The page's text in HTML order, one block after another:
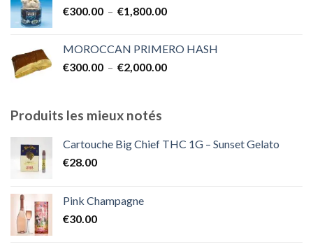
à
€300.00 – €1,800.00Plage
€300.00
à
MOROCCAN PRIMERO HASH
€300.00 – €2,000.00Plage
€2,000.00
Produits les mieux notés
Cartouche Big Chief THC 1G – Sunset Gelato
€28.00
Pink Champagne
€30.00